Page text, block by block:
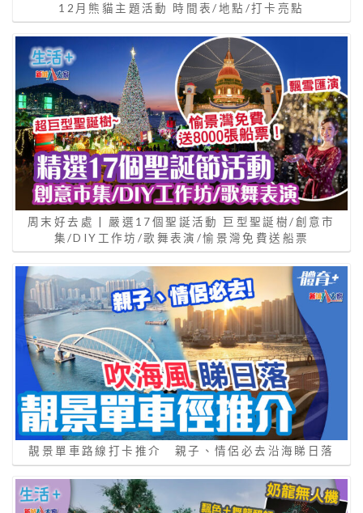
12月熊貓主題活動 時間表/地點/打卡亮點
周末好去處 | 嚴選17個聖誕活動 巨型聖誕樹/創意市
集/DIY工作坊/歌舞表演/愉景灣免費送船票
靚景單車路線打卡推介 親子、情侶必去沿海睇日落